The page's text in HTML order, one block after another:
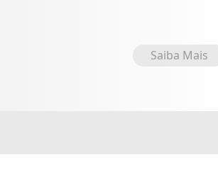
Saiba Mais